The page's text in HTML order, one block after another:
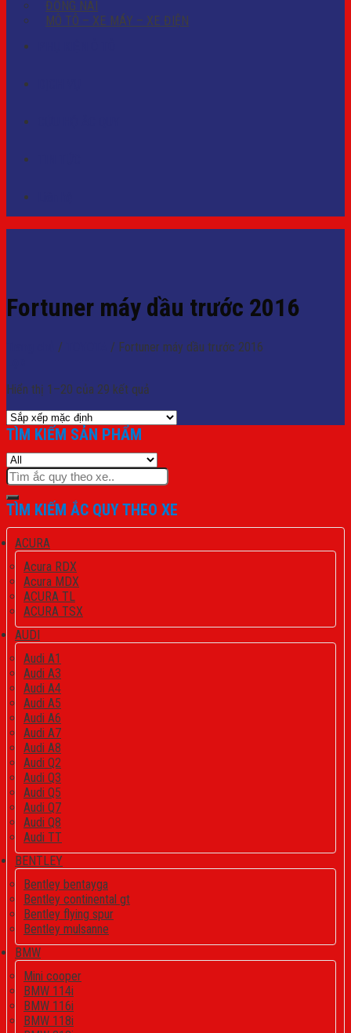
ĐỒNG NAI
MÔ TÔ – XE MÁY – XE ĐIỆN
Fortuner máy dầu trước 2016
/ / Fortuner máy dầu trước 2016
Hiển thị 1–20 của 29 kết quả
TÌM KIẾM SẢN PHẨM
Tìm
kiếm:
TÌM KIẾM ẮC QUY THEO XE
ACURA
Acura RDX
Acura MDX
ACURA TL
ACURA TSX
AUDI
Audi A1
Audi A3
Audi A4
Audi A5
Audi A6
Audi A7
Audi A8
Audi Q2
Audi Q3
Audi Q5
Audi Q7
Audi Q8
Audi TT
BENTLEY
Bentley bentayga
Bentley continental gt
Bentley flying spur
Bentley mulsanne
BMW
Mini cooper
BMW 114i
BMW 116i
BMW 118i